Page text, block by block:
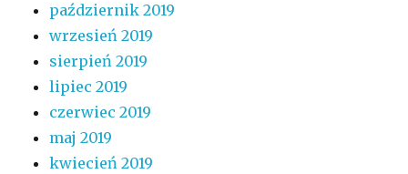
październik 2019
wrzesień 2019
sierpień 2019
lipiec 2019
czerwiec 2019
maj 2019
kwiecień 2019